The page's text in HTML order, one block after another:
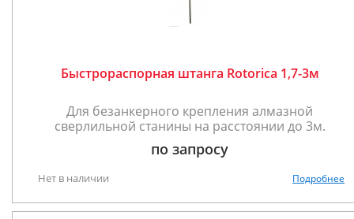
Быстрораспорная штанга Rotorica 1,7-3м
Для безанкерного крепления алмазной
сверлильной станины на расстоянии до 3м.
по запросу
Нет в наличии Подробнее